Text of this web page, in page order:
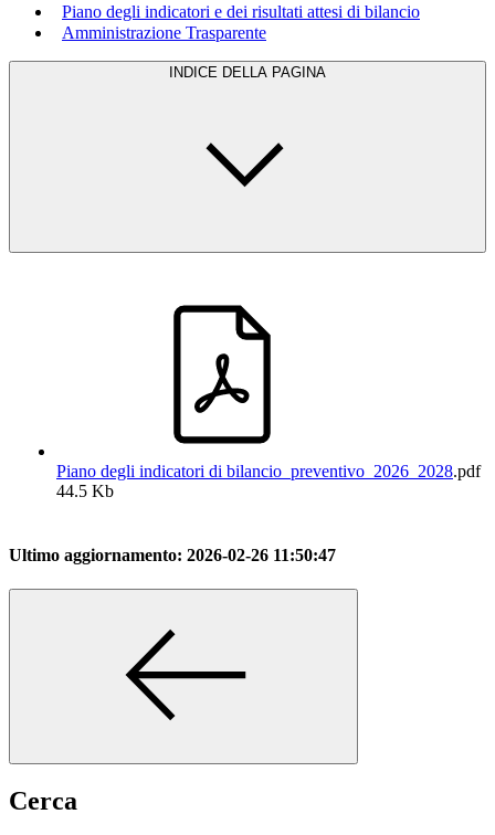
Piano degli indicatori e dei risultati attesi di bilancio
Amministrazione Trasparente
INDICE DELLA PAGINA
Piano degli indicatori di bilancio_preventivo_2026_2028.pdf
44.5 Kb
Ultimo aggiornamento: 2026-02-26 11:50:47
Cerca